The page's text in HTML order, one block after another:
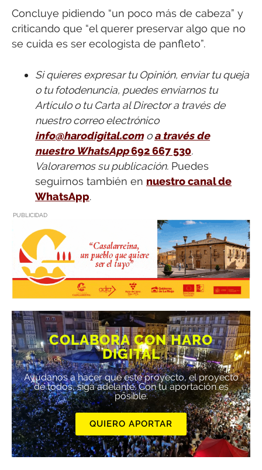
Concluye pidiendo “un poco más de cabeza” y
criticando que “el querer preservar algo que no
se cuida es ser ecologista de panfleto”.
Si quieres expresar tu Opinión, enviar tu queja
o tu fotodenuncia, puedes enviarnos tu
Artículo o tu Carta al Director a través de
nuestro correo electrónico
info@harodigital.com oa través de
nuestro WhatsApp692 667 530.
Valoraremos su publicación. Puedes
seguirnos también en nuestro canal de
WhatsApp.
PUBLICIDAD
COLABORA CON HARO
DIGITAL
Ayúdanos a hacer que este proyecto, el proyecto
de todos, siga adelante. Con tu aportación es
posible.
QUIERO APORTAR